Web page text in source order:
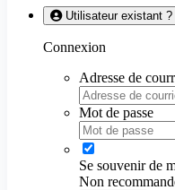
Utilisateur existant ?
Connexion
Adresse de
Mot de passe
Se souvenir de
Non